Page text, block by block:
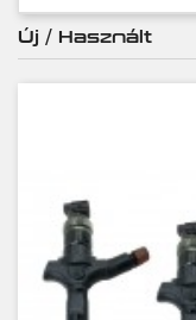
Új / Használt